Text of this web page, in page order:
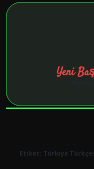
Yeni
Etiket: Türkiye